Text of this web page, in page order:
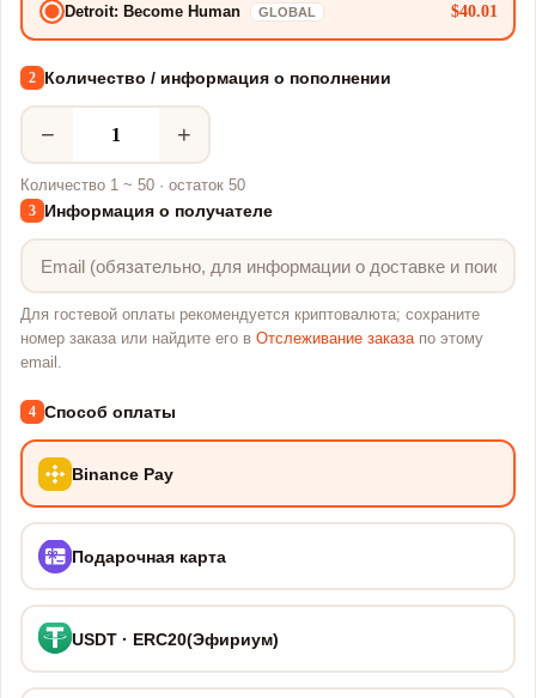
Detroit: Become Human GLOBAL $40.01
2 Количество / информация о пополнении
− +
Количество 1 ~ 50 · остаток 50
3 Информация о получателе
Для гостевой оплаты рекомендуется криптовалюта; сохраните
номер заказа или найдите его в Отслеживание заказапо этому
email.
4 Способ оплаты
Binance Pay
Подарочная карта
USDT · ERC20(Эфириум)